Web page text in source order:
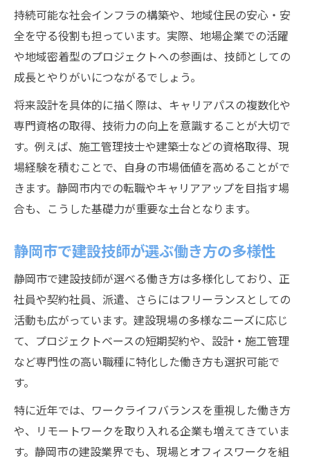
持続可能な社会インフラの構築や、地域住民の安心・安
全を守る役割も担っています。実際、地場企業での活躍
や地域密着型のプロジェクトへの参画は、技師としての
成長とやりがいにつながるでしょう。
将来設計を具体的に描く際は、キャリアパスの複数化や
専門資格の取得、技術力の向上を意識することが大切で
す。例えば、施工管理技士や建築士などの資格取得、現
場経験を積むことで、自身の市場価値を高めることがで
きます。静岡市内での転職やキャリアアップを目指す場
合も、こうした基礎力が重要な土台となります。
静岡市で建設技師が選ぶ働き方の多様性
静岡市で建設技師が選べる働き方は多様化しており、正
社員や契約社員、派遣、さらにはフリーランスとしての
活動も広がっています。建設現場の多様なニーズに応じ
て、プロジェクトベースの短期契約や、設計・施工管理
など専門性の高い職種に特化した働き方も選択可能で
す。
特に近年では、ワークライフバランスを重視した働き方
や、リモートワークを取り入れる企業も増えてきていま
す。静岡市の建設業界でも、現場とオフィスワークを組